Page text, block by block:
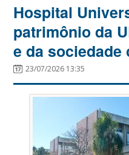
Hospital
patrimônio da
e da sociedade
23/07/2026 13:35